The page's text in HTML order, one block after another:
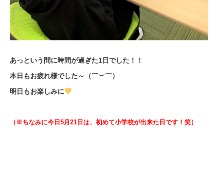
あっという間に時間が過ぎた1日でした！！
本日もお疲れ様でした～（￣︶￣）
明日もお楽しみに
（※ちなみに今日5月21日は、初めて小学校が出来た日です！笑）